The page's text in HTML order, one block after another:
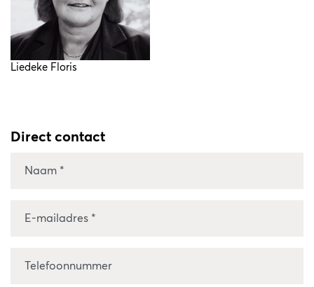
Liedeke Floris
Direct contact